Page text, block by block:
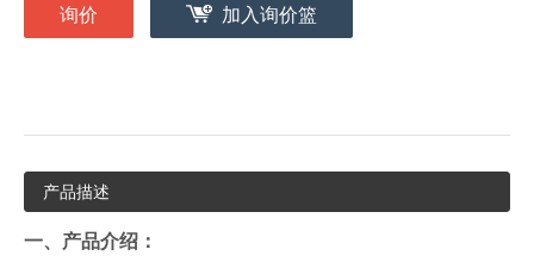
询价 加入询价篮
产品描述
一、产品介绍：